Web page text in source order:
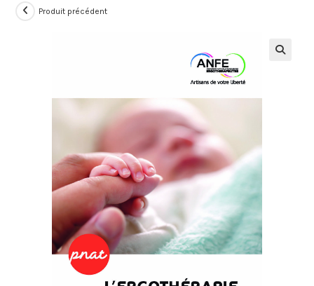
Produit précédent